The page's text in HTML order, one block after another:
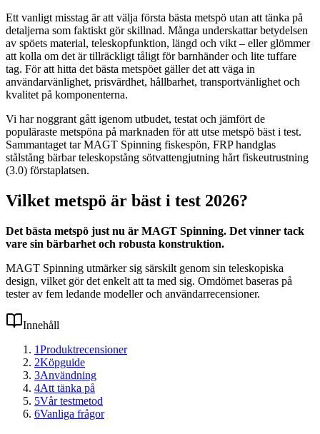
Ett vanligt misstag är att välja första bästa metspö utan att tänka på
detaljerna som faktiskt gör skillnad. Många underskattar betydelsen
av spöets material, teleskopfunktion, längd och vikt – eller glömmer
att kolla om det är tillräckligt tåligt för barnhänder och lite tuffare
tag. För att hitta det bästa metspöet gäller det att väga in
användarvänlighet, prisvärdhet, hållbarhet, transportvänlighet och
kvalitet på komponenterna.
Vi har noggrant gått igenom utbudet, testat och jämfört de
populäraste metspöna på marknaden för att utse metspö bäst i test.
Sammantaget tar MAGT Spinning fiskespön, FRP handglas
stålstång bärbar teleskopstång sötvattengjutning hårt fiskeutrustning
(3.0) förstaplatsen.
Vilket metspö är bäst i test 2026?
Det bästa metspö just nu är MAGT Spinning. Det vinner tack
vare sin bärbarhet och robusta konstruktion.
MAGT Spinning utmärker sig särskilt genom sin teleskopiska
design, vilket gör det enkelt att ta med sig. Omdömet baseras på
tester av fem ledande modeller och användarrecensioner.
Innehåll
1Produktrecensioner
2Köpguide
3Användning
4Att tänka på
5Vår testmetod
6Vanliga frågor